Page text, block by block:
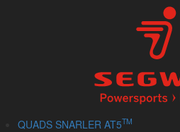
QUADS SNARLER AT5TM